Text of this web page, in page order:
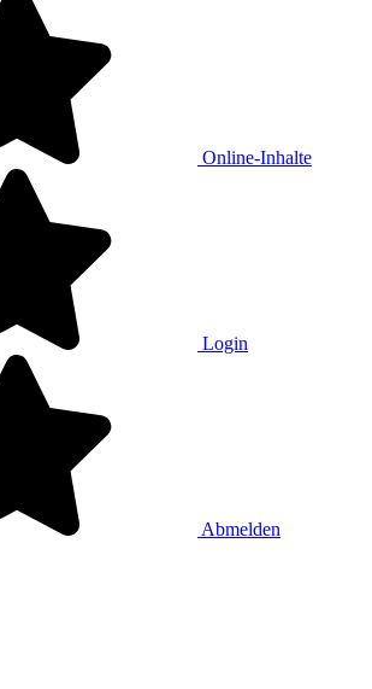
Online-Inhalte
Login
Abmelden